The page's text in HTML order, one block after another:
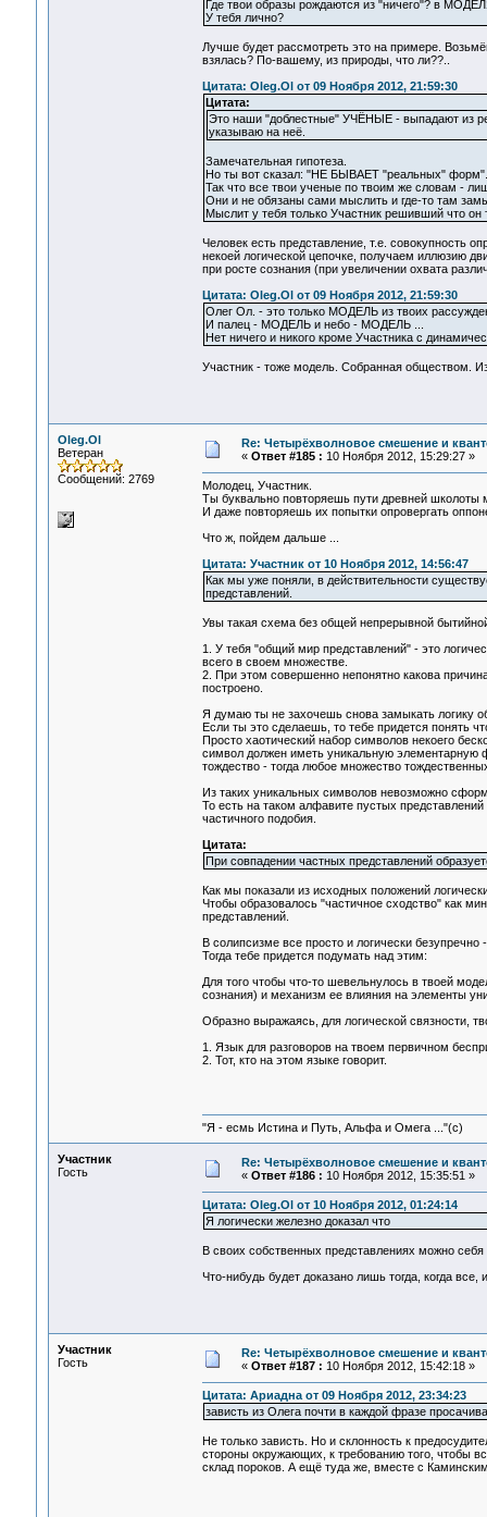
Где твои образы рождаются из "ничего"? в
У тебя лично?
Лучше будет рассмотреть это на примере.
взялась? По-вашему, из природы, что ли??..
Цитата: Oleg.Ol от 09 Ноября 2012, 21:59:30
Цитата:
Это наши "доблестные" УЧЁНЫЕ - выпадают из
указываю на неё.
Замечательная гипотеза.
Но ты вот сказал: "НЕ БЫВАЕТ "реальных" форм".
Так что все твои ученые по твоим же словам -
Они и не обязаны сами мыслить и где-то там
Мыслит у тебя только Участник решивший что
Человек есть представление, т.е. совокупность
некоей логической цепочке, получаем иллюзию
при росте сознания (при увеличении охвата
Цитата: Oleg.Ol от 09 Ноября 2012, 21:59:30
Олег Ол. - это только МОДЕЛЬ из твоих
И палец - МОДЕЛЬ и небо - МОДЕЛЬ ...
Нет ничего и никого кроме Участника с
Участник - тоже модель. Собранная обществом.
Oleg.Ol
Ветеран
Сообщений: 2769
Re: Четырёхволновое смешение и
« Ответ #185 : 10 Ноября 2012, 15:29:27 »
Молодец, Участник.
Ты буквально повторяешь пути древней школоты
И даже повторяешь их попытки опровергать
Что ж, пойдем дальше ...
Цитата: Участник от 10 Ноября 2012, 14:56:47
Как мы уже поняли, в действительности
представлений.
Увы такая схема без общей непрерывной
1. У тебя "общий мир представлений" - это
всего в своем множестве.
2. При этом совершенно непонятно какова
построено.
Я думаю ты не захочешь снова замыкать логику
Если ты это сделаешь, то тебе придется понять
Просто хаотический набор символов некоего
символ должен иметь уникальную элементарную
тождество - тогда любое множество
Из таких уникальных символов невозможно
То есть на таком алфавите пустых
частичного подобия.
Цитата:
При совпадении частных представлений
Как мы показали из исходных положений
Чтобы образовалось "частичное сходство" как
представлений.
В солипсизме все просто и логически
Тогда тебе придется подумать над этим:
Для того чтобы что-то шевельнулось в твоей
сознания) и механизм ее влияния на элементы
Образно выражаясь, для логической связности,
1. Язык для разговоров на твоем первичном
2. Тот, кто на этом языке говорит.
"Я - есмь Истина и Путь, Альфа и Омега ..."(с)
Участник
Гость
Re: Четырёхволновое смешение и
« Ответ #186 : 10 Ноября 2012, 15:35:51 »
Цитата: Oleg.Ol от 10 Ноября 2012, 01:24:14
Я логически железно доказал что
В своих собственных представлениях можно
Что-нибудь будет доказано лишь тогда, когда
Участник
Гость
Re: Четырёхволновое смешение и
« Ответ #187 : 10 Ноября 2012, 15:42:18 »
Цитата: Ариадна от 09 Ноября 2012, 23:34:23
зависть из Олега почти в каждой фразе
Не только зависть. Но и склонность к
стороны окружающих, к требованию того, чтобы
склад пороков. А ещё туда же, вместе с